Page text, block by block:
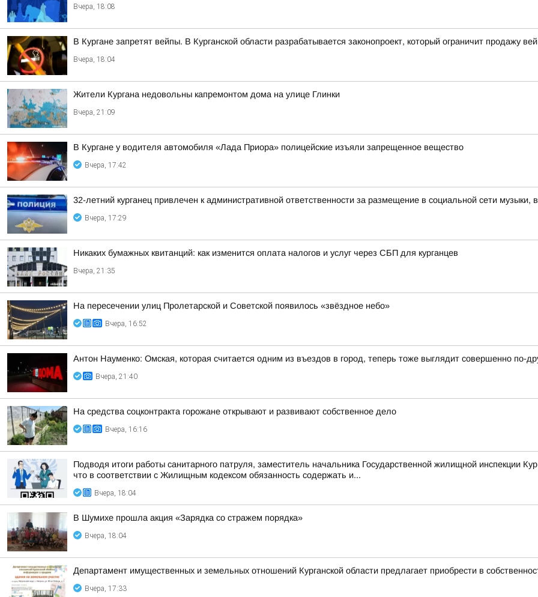
Вчера, 18:08
В Кургане запретят вейпы. В Курганской области разрабатывается законопроект, который ограничит продажу
Вчера, 18:04
Жители Кургана недовольны капремонтом дома на улице Глинки
Вчера, 21:09
В Кургане у водителя автомобиля «Лада Приора» полицейские изъяли запрещенное вещество
Вчера, 17:42
32-летний курганец привлечен к административной ответственности за размещение в социальной сети
Вчера, 17:29
Никаких бумажных квитанций: как изменится оплата налогов и услуг через СБП для курганцев
Вчера, 21:35
На пересечении улиц Пролетарской и Советской появилось «звёздное небо»
Вчера, 16:52
Антон Науменко: Омская, которая считается одним из въездов в город, теперь тоже выглядит совершенно по-
Вчера, 21:40
На средства соцконтракта горожане открывают и развивают собственное дело
Вчера, 16:16
Подводя итоги работы санитарного патруля, заместитель начальника Государственной жилищной инспекции
что в соответствии с Жилищным кодексом обязанность содержать и...
Вчера, 18:04
В Шумихе прошла акция «Зарядка со стражем порядка»
Вчера, 18:04
Департамент имущественных и земельных отношений Курганской области предлагает приобрести в
Вчера, 17:33